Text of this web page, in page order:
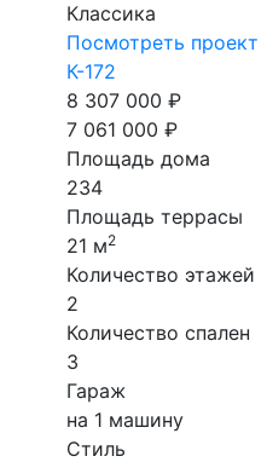
Классика
Посмотреть проект
К-172
8 307 000 ₽
7 061 000 ₽
Площадь дома
234
Площадь террасы
21 м2
Количество этажей
2
Количество спален
3
Гараж
на 1 машину
Стиль